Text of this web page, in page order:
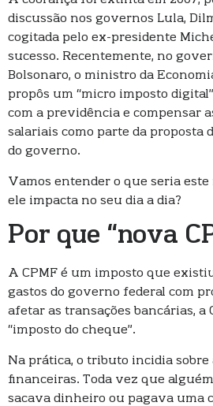
discussão nos governos Lula,
cogitada pelo ex-presidente
sucesso. Recentemente, no
Bolsonaro, o ministro da
propôs um “micro imposto
com a previdência e compensar
salariais como parte da proposta
do governo.
Vamos entender o que seria
ele impacta no seu dia a dia?
Por que “nova
A CPMF é um imposto que
gastos do governo federal com
afetar as transações bancárias, a
“imposto do cheque”.
Na prática, o tributo incidia sobre
financeiras. Toda vez que
sacava dinheiro ou pagava uma